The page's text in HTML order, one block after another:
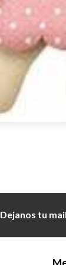
Dejanos tu